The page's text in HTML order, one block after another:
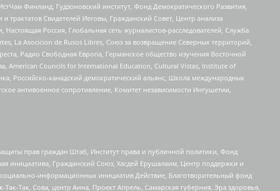
Финланд, Гудзоновский институт, Фонд Демократического Развития,
Свидетелей Иеговы, Гражданский Совет, Центр анализа
Россия, Глобальная сеть журналистов-расследователей, Служба
La Asocicion de Rusos Libres, Союз за возвращение Северных территорий,
Радио Свободная Европа, Германское общество изучения Восточной
American Councils for International Education, Cultural Vistas, Institute of
Российско-канадский демократический альянс, Школа международных
антивоенное сопротивление, Комитет независимости Ингушетии,
прав граждан Штаб, Институт права и публичной политики, Фонд
инициатива, Гражданский Союз, Хасдей Ерушалаим, Центр поддержки и
информационных инициатив Действие, Благотворительный фонд
Так, Сова, центр Анна, Проект Апрель, Самарская губерния, Эра здоровья,